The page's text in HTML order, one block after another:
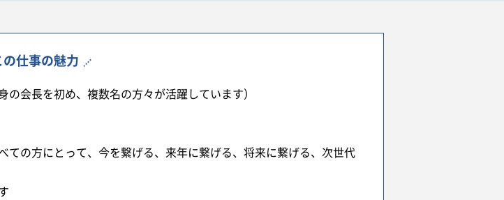
の仕事の魅力
会長を初め、複数名の方々が活躍しています）
ての方にとって、今を繋げる、来年に繋げる、将来に繋げる、次世代